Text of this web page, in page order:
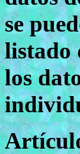
se
listado
los